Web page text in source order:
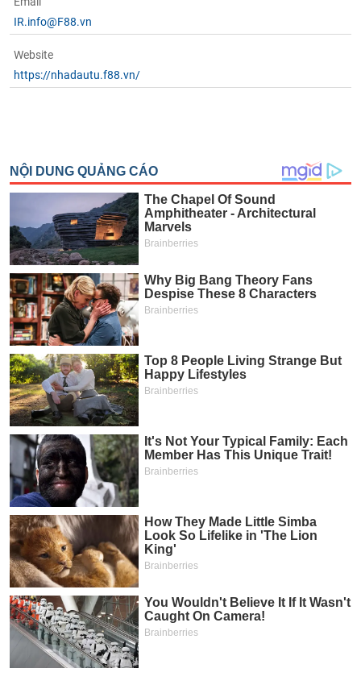
IR.info@F88.vn
Website
https://nhadautu.f88.vn/